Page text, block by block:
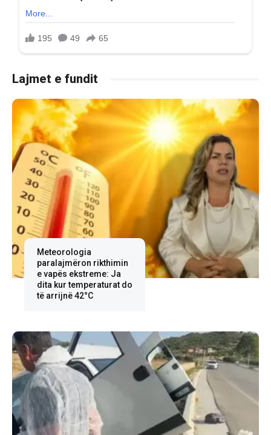
Lajmet e fundit
Meteorologia
paralajmëron rikthimin
e vapës ekstreme: Ja
dita kur temperaturat do
të arrijnë 42°C